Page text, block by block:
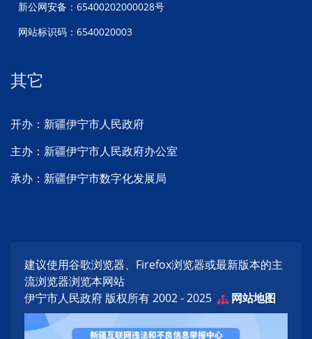
新公网安备：65400202000028号
网站标识码：6540020003
其它
开办：新疆伊宁市人民政府
主办：新疆伊宁市人民政府办公室
承办：新疆伊宁市数字化发展局
建议使用谷歌浏览器、Firefox浏览器或最新版本的主
流浏览器浏览本网站
伊宁市人民政府 版权所有 2002 - 2025
网站地图